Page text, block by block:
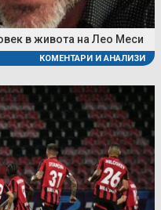
в живота на Лео Меси
КОМЕНТАРИ И АНАЛИЗИ